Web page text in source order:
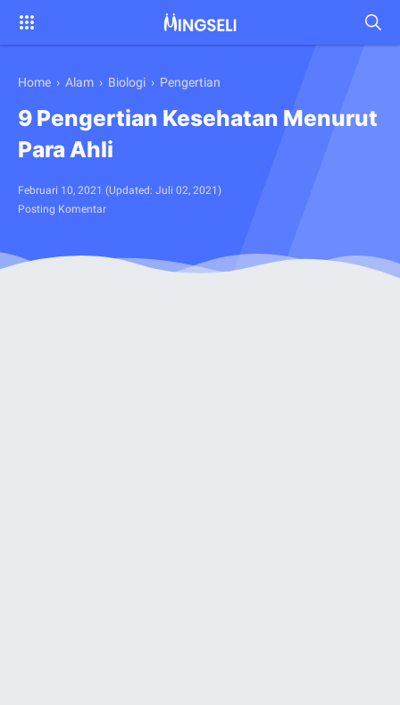
Home › Alam › Biologi › Pengertian
9 Pengertian Kesehatan Menurut
Para Ahli
Februari 10, 2021 (Updated: Juli 02, 2021)
Posting Komentar